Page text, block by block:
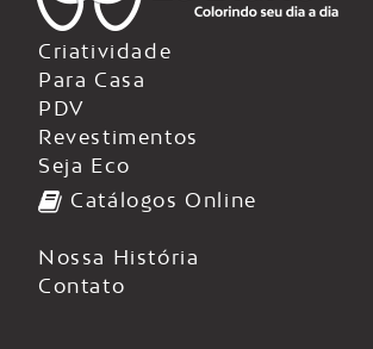
Criatividade
Para Casa
PDV
Revestimentos
Seja Eco
Catálogos Online
Nossa História
Contato